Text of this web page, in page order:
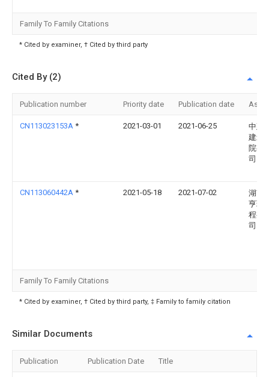
Family To Family Citations
* Cited by examiner, † Cited by third party
Cited By (2)
Publication number Priority date Publication date
CN113023153A * 2021-03-01 2021-06-25
中建
建筑
院有
司
CN113060442A * 2021-05-18 2021-07-02
湖南
亨环
程有
司
Family To Family Citations
* Cited by examiner, † Cited by third party, ‡ Family to family citation
Similar Documents
Publication Publication Date Title